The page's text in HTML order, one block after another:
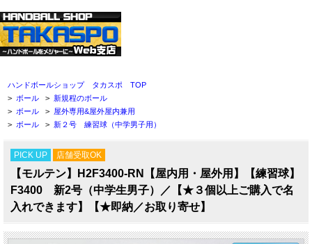
ハンドボールショップ タカスポ TOP
> ボール > 新規程のボール
> ボール > 屋外専用&屋外屋内兼用
> ボール > 新２号 練習球（中学男子用）
PICK UP 店舗受取OK
【モルテン】H2F3400-RN【屋内用・屋外用】【練習球】
F3400 新2号（中学生男子）／【★３個以上ご購入で名
入れできます】【★即納／お取り寄せ】